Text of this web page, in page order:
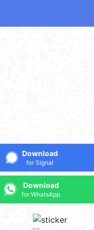
Download
for Signal
Download
for WhatsApp